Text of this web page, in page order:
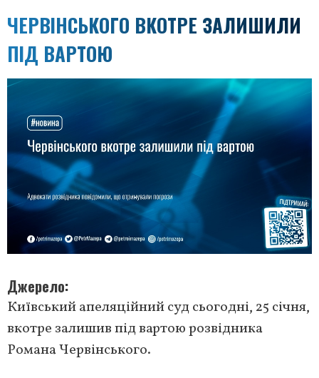
ЧЕРВІНСЬКОГО ВКОТРЕ ЗАЛИШИЛИ
ПІД ВАРТОЮ
Джерело
Київський апеляційний суд сьогодні, 25 січня,
вкотре залишив під вартою розвідника
Романа Червінського.